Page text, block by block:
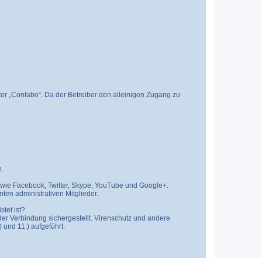
„Contabo“. Da der Betreiber den alleinigen Zugang zu
Facebook, Twitter, Skype, YouTube und Google+.
administrativen Mitglieder.
ist?
Verbindung sichergestellt. Virenschutz und andere
und 11.) aufgeführt.